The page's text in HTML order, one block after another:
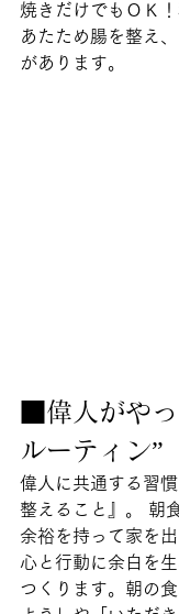
焼きだけでもＯＫ
あたため腸を整え
があります。
■偉人がや
ルーティン”
偉人に共通する習
整えること』。 朝
余裕を持って家を
心と行動に余白を生
つくります。朝の